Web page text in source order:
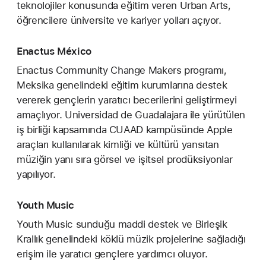
teknolojiler konusunda eğitim veren Urban Arts,
öğrencilere üniversite ve kariyer yolları açıyor.
Enactus México
Enactus Community Change Makers programı,
Meksika genelindeki eğitim kurumlarına destek
vererek gençlerin yaratıcı becerilerini geliştirmeyi
amaçlıyor. Universidad de Guadalajara ile yürütülen
iş birliği kapsamında CUAAD kampüsünde Apple
araçları kullanılarak kimliği ve kültürü yansıtan
müziğin yanı sıra görsel ve işitsel prodüksiyonlar
yapılıyor.
Youth Music
Youth Music sunduğu maddi destek ve Birleşik
Krallık genelindeki köklü müzik projelerine sağladığı
erişim ile yaratıcı gençlere yardımcı oluyor.